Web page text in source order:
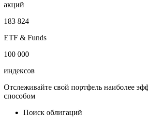
облигаций
100 000
акций
183 824
ETF & Funds
100 000